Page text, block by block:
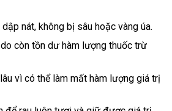
nát, không bị sâu hoặc vàng úa.
còn tồn dư hàm lượng thuốc trừ
vì có thể làm mất hàm lượng giá trị